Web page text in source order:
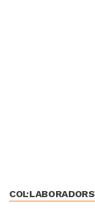
COL·LABORADORS